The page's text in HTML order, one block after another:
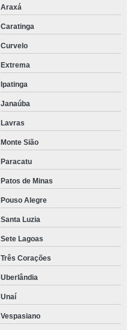
Araxá
Caratinga
Curvelo
Extrema
Ipatinga
Janaúba
Lavras
Monte Sião
Paracatu
Patos de Minas
Pouso Alegre
Santa Luzia
Sete Lagoas
Três Corações
Uberlândia
Unaí
Vespasiano